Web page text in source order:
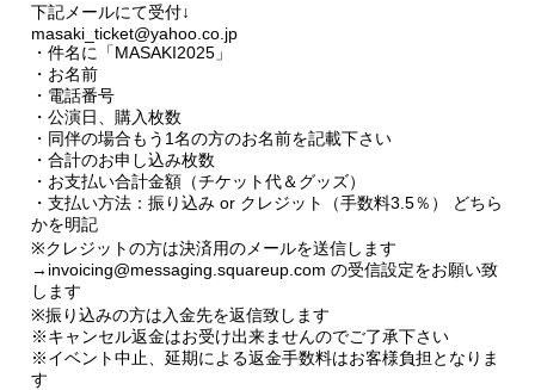
下記メールにて受付↓
masaki_ticket@yahoo.co.jp
・件名に「MASAKI2025」
・お名前
・電話番号
・公演日、購入枚数
・同伴の場合もう1名の方のお名前を記載下さい
・合計のお申し込み枚数
・お支払い合計金額（チケット代＆グッズ）
・支払い方法：振り込み or クレジット（手数料3.5％） どちら
かを明記
※クレジットの方は決済用のメールを送信します
→invoicing@messaging.squareup.com の受信設定をお願い致
します
※振り込みの方は入金先を返信致します
※キャンセル返金はお受け出来ませんのでご了承下さい
※イベント中止、延期による返金手数料はお客様負担となりま
す